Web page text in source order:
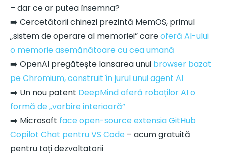
– dar ce ar putea însemna?
➡️ Cercetătorii chinezi prezintă MemOS, primul
„sistem de operare al memoriei” careoferă AI-ului
o memorie asemănătoare cu cea umană
➡️ OpenAI pregătește lansarea unui browser bazat
pe Chromium, construit în jurul unui agent AI
➡️ Un nou patent DeepMind oferă roboților AI o
formă de „vorbire interioară”
➡️ Microsoft face open-source extensia GitHub
Copilot Chat pentru VS Code – acum gratuită
pentru toți dezvoltatorii